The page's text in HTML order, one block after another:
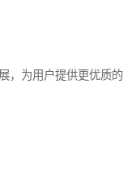
，为用户提供更优质的